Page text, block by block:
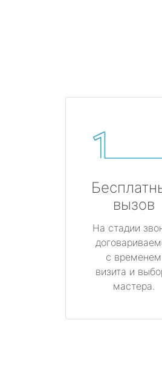
вызов
На стадии
с временем
визита и
мастера.